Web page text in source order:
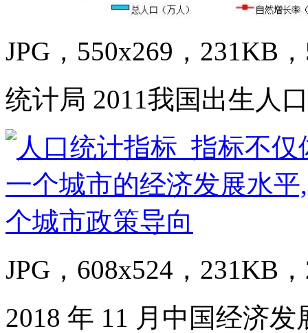
JPG，550x269，231KB
统计局 2011我国出生人
JPG，608x524，231KB
2018 年 11 月中国经济